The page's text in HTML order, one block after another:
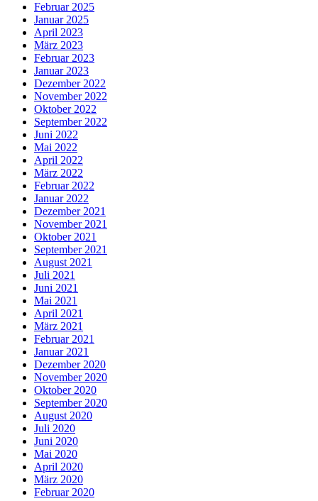
Februar 2025
Januar 2025
April 2023
März 2023
Februar 2023
Januar 2023
Dezember 2022
November 2022
Oktober 2022
September 2022
Juni 2022
Mai 2022
April 2022
März 2022
Februar 2022
Januar 2022
Dezember 2021
November 2021
Oktober 2021
September 2021
August 2021
Juli 2021
Juni 2021
Mai 2021
April 2021
März 2021
Februar 2021
Januar 2021
Dezember 2020
November 2020
Oktober 2020
September 2020
August 2020
Juli 2020
Juni 2020
Mai 2020
April 2020
März 2020
Februar 2020